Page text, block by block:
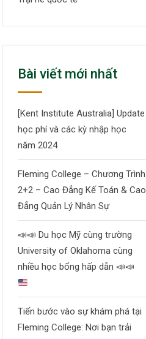
Bài viết mới nhất
[Kent Institute Australia] Update
học phí và các kỳ nhập học
năm 2024
Fleming College – Chương Trình
2+2 – Cao Đẳng Kế Toán & Cao
Đẳng Quản Lý Nhân Sự
📣📣 Du học Mỹ cùng trường
University of Oklahoma cùng
nhiều học bổng hấp dẫn 📣📣
Tiến bước vào sự khám phá tại
Fleming College: Nơi bạn trải